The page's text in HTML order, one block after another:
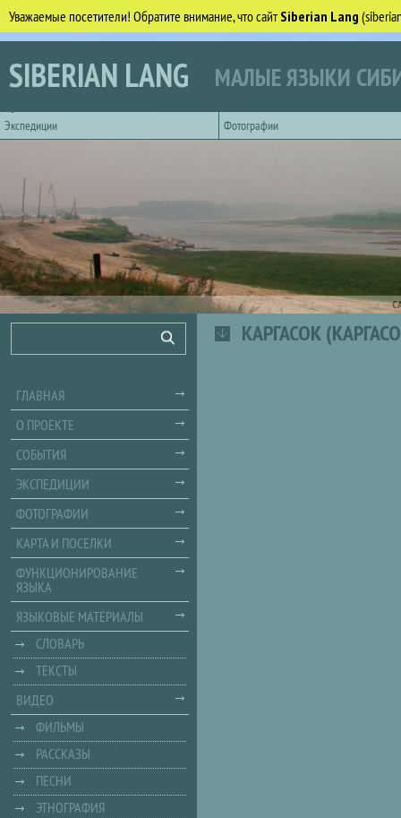
Уважаемые посетители! Обратите внимание, что сайтSiberian Lang
Перейти к основному содержанию
SIBERIAN LANG МАЛЫЕ ЯЗЫКИ
Экспедиции
Фотографии
КАРГАСОК
Поиск
ГЛАВНАЯ
О ПРОЕКТЕ
СОБЫТИЯ
ЭКСПЕДИЦИИ
ФОТОГРАФИИ
КАРТА И ПОСЕЛКИ
ФУНКЦИОНИРОВАНИЕ
ЯЗЫКА
ЯЗЫКОВЫЕ МАТЕРИАЛЫ
СЛОВАРЬ
ТЕКСТЫ
ВИДЕО
ФИЛЬМЫ
РАССКАЗЫ
ПЕСНИ
ЭТНОГРАФИЯ